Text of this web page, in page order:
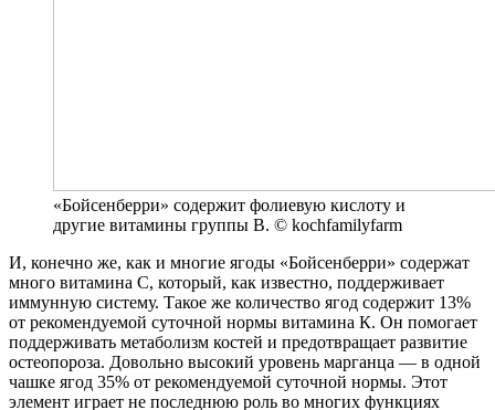
«Бойсенберри» содержит фолиевую кислоту и
другие витамины группы В. © kochfamilyfarm
И, конечно же, как и многие ягоды «Бойсенберри» содержат
много витамина С, который, как известно, поддерживает
иммунную систему. Такое же количество ягод содержит 13%
от рекомендуемой суточной нормы витамина К. Он помогает
поддерживать метаболизм костей и предотвращает развитие
остеопороза. Довольно высокий уровень марганца — в одной
чашке ягод 35% от рекомендуемой суточной нормы. Этот
элемент играет не последнюю роль во многих функциях